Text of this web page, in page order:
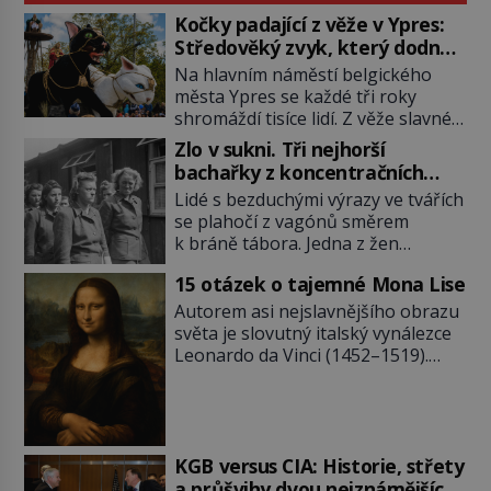
Kočky padající z věže v Ypres:
Středověký zvyk, který dodnes
budí rozpaky
Na hlavním náměstí belgického
města Ypres se každé tři roky
shromáždí tisíce lidí. Z věže slavné
tržnice létají do davu kočky, diváci
jásají a snaží se je chytit. Naštěstí
už nejde o živá zvířata, ale jenom o
plyšové suvenýry. Kdysi to ale bylo
jinak. Tato veselá podívaná
připomíná jeden z nejpodivnějších
a zároveň nejkrutějších zvyků […]
Zlo v sukni. Tři nejhorší
bachařky z koncentračních
táborů
Lidé s bezduchými výrazy ve tvářích
se plahočí z vagónů směrem
k bráně tábora. Jedna z žen
jejich oči se setkají. Místo soucitu
však přichází gesto, které
nebožačku posílá rovnou do
plynové komory. Jména jako Rudolf
15 otázek o tajemné Mona Lise
Autorem asi nejslavnějšího obrazu
světa je slovutný italský vynálezce
Leonardo da Vinci (1452–1519).
pověsil Napoleon? Samotný císař
Napoleon Bonaparte (1769–1821)
KGB versus CIA: Historie, střety